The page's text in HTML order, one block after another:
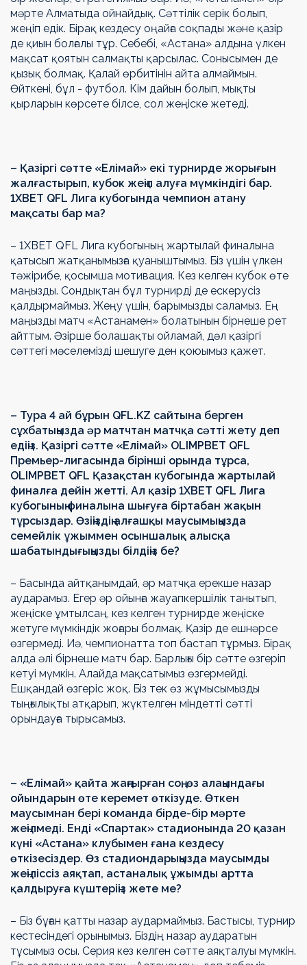
мәрте Алматыда ойнайдық. Сәттілік серік болып,
жеңіп едік. Бірақ кездесу оңайға соқпады және қазір
де қиын болғалы тұр. Себебі, «Астана» алдына үлкен
мақсат қоятын салмақты қарсылас. Сонысымен де
қызық болмақ. Қалай өрбитінін айта алмаймын.
Өйткені, бұл - футбол. Кім дайын болып, мықты
қырларын көрсете білсе, сол жеңіске жетеді.
– Қазіргі сәтте «Елімай» екі турнирде жорығын
жалғастырып, кубок жеңіп алуға мүмкіндігі бар.
1ХВЕТ QFL Лига кубогында чемпион атану
мақсаты бар ма?
– 1ХВЕТ QFL Лига кубогының жартылай финалына
қатысып жатқанымызға қуаныштымыз. Біз үшін үлкен
тәжірибе, қосымша мотивация. Кез келген кубок өте
маңызды. Сондықтан бұл турнирді де ескерусіз
қалдырмаймыз. Жеңу үшін, барымызды саламыз. Ең
маңызды матч «Астанамен» болатынын бірнеше рет
айттым. Әзірше болашақты ойламай, дәл қазіргі
сәттегі мәселемізді шешуге ден қоюымыз қажет.
– Тура 4 ай бұрын QFL.KZ сайтына берген
сұхбатыңызда әр матчтан матчқа сәтті жету деп
едіңіз. Қазіргі сәтте «Елімай» OLIMPBET QFL
Премьер-лигасында бірінші орында тұрса,
OLIMPBET QFL Қазақстан кубогында жартылай
финалға дейін жетті. Ал қазір 1ХВЕТ QFL Лига
кубогының финалына шығуға біртабан жақын
тұрсыздар. Өзіңіздің алғашқы маусымыңызда
семейлік ұжыммен осыншалық алысқа
шабатындығыңызды білдіңіз бе?
– Басында айтқанымдай, әр матчқа ерекше назар
аударамыз. Егер әр ойынға жауапкершілік танытып,
жеңіске ұмтылсаң, кез келген турнирде жеңіске
жетуге мүмкіндік жоғары болмақ. Қазір де ешнәрсе
өзгермеді. Иә, чемпионатта топ бастап тұрмыз. Бірақ
алда әлі бірнеше матч бар. Барлығы бір сәтте өзгеріп
кетуі мүмкін. Алайда мақсатымыз өзгермейді.
Ешқандай өзгеріс жоқ. Біз тек өз жұмысымызды
тыңғылықты атқарып, жүктелген міндетті сәтті
орындауға тырысамыз.
– «Елімай» қайта жаңғырған соң, өз алаңындағы
ойындарын өте керемет өткізуде. Өткен
маусымнан бері команда бірде-бір мәрте
жеңілмеді. Енді «Спартак» стадионында 20 қазан
күні «Астана» клубымен ғана кездесу
өткізесіздер. Өз стадиондарыңызда маусымды
жеңіліссіз аяқтап, астаналық ұжымды артта
қалдыруға күштеріңіз жете ме?
– Біз бұған қатты назар аудармаймыз. Бастысы, турнир
кестесіндегі орынымыз. Біздің назар аударатын
тұсымыз осы. Серия кез келген сәтте аяқталуы мүмкін.